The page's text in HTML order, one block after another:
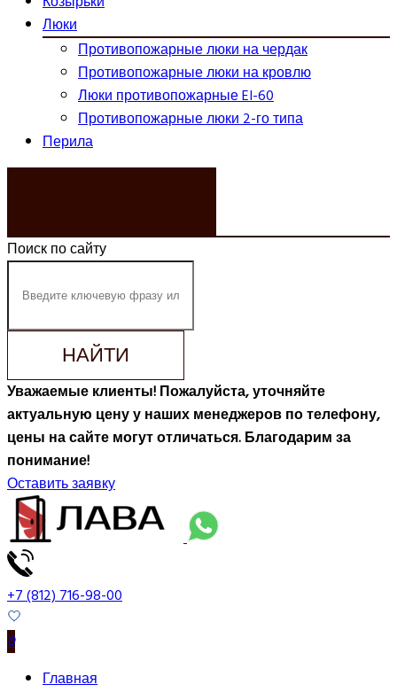
Люки
Противопожарные люки на чердак
Противопожарные люки на кровлю
Люки противопожарные EI-60
Противопожарные люки 2-го типа
Перила
Поиск по сайту
НАЙТИ
Уважаемые клиенты! Пожалуйста, уточняйте
актуальную цену у наших менеджеров по телефону,
цены на сайте могут отличаться. Благодарим за
понимание!
Оставить заявку
+7 (812) 716-98-00
0
Главная